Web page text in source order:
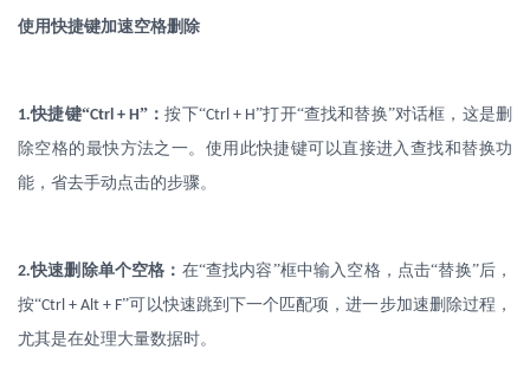
使用快捷键加速空格删除
1.快捷键“Ctrl + H”：按下“Ctrl + H”打开“查找和替换”对话框，这是删
除空格的最快方法之一。使用此快捷键可以直接进入查找和替换功
能，省去手动点击的步骤。
2.快速删除单个空格： 在“查找内容”框中输入空格，点击“替换”后，
按“Ctrl + Alt + F”可以快速跳到下一个匹配项，进一步加速删除过程，
尤其是在处理大量数据时。